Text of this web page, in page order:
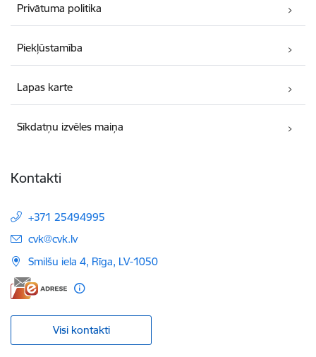
Privātuma politika
Piekļūstamība
Lapas karte
Sīkdatņu izvēles maiņa
Kontakti
+371 25494995
E-pasts:
cvk@cvk.lv
Smilšu iela 4, Rīga, LV-1050
Visi kontakti